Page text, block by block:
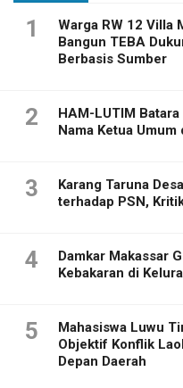
1
Warga RW 12 Villa
Bangun TEBA
Berbasis Sumber
2
HAM-LUTIM
Nama Ketua
3
Karang Taruna
terhadap PSN,
4
Damkar Makassar
Kebakaran di
5
Mahasiswa Luwu
Objektif Konflik
Depan Daerah